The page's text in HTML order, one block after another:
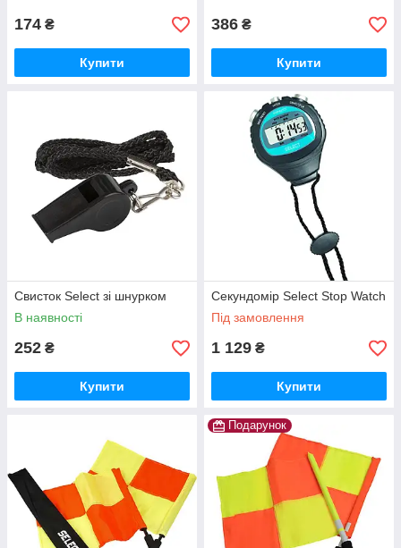
174 ₴
Купити
386 ₴
Купити
Свисток Select зі шнурком
В наявності
252 ₴
Купити
Секундомір Select Stop Watch
Під замовлення
1 129 ₴
Купити
Подарунок